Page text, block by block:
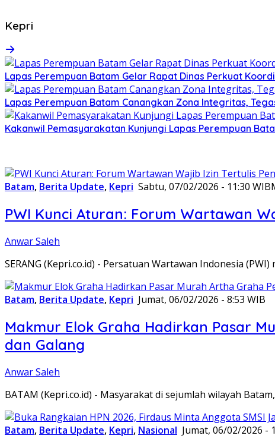
Kepri
Lapas Perempuan Batam Gelar Rapat Dinas Perkuat
Lapas Perempuan Batam Canangkan Zona Integritas,
Kakanwil Pemasyarakatan Kunjungi Lapas Perempuan
Batam, Berita Update, Kepri Sabtu, 07/02/2026 - 11:30 WIB
PWI Kunci Aturan: Forum Wartawan
Anwar Saleh
SERANG (Kepri.co.id) - Persatuan Wartawan Indonesia
Batam, Berita Update, Kepri Jumat, 06/02/2026 - 8:53 WIB
Makmur Elok Graha Hadirkan Pasar
dan Galang
Anwar Saleh
BATAM (Kepri.co.id) - Masyarakat di sejumlah wilayah
Batam, Berita Update, Kepri, Nasional Jumat, 06/02/2026 -